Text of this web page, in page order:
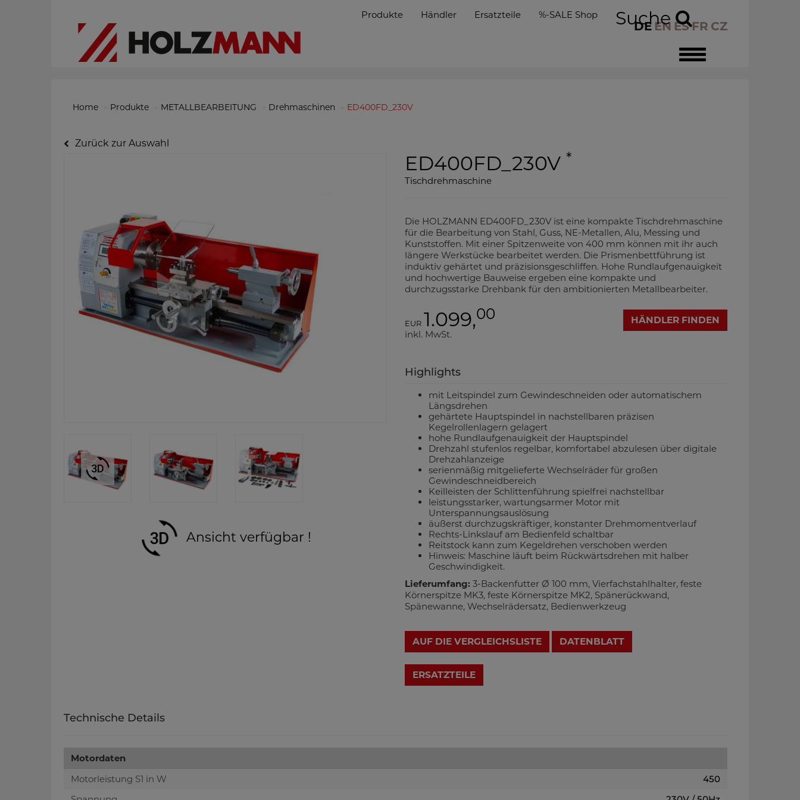
Toggle
navigation
DE EN ESFR CZ
Produkte Händler Ersatzteile %-SALE Shop Suche
Home Produkte METALLBEARBEITUNG Drehmaschinen ED400FD_230V
Zurück zur Auswahl
Ansicht verfügbar !
ED400FD_230V *
Tischdrehmaschine
Die HOLZMANN ED400FD_230V ist eine kompakte Tischdrehmaschine
für die Bearbeitung von Stahl, Guss, NE-Metallen, Alu, Messing und
Kunststoffen. Mit einer Spitzenweite von 400 mm können mit ihr auch
längere Werkstücke bearbeitet werden. Die Prismenbettführung ist
induktiv gehärtet und präzisionsgeschliffen. Hohe Rundlaufgenauigkeit
und hochwertige Bauweise ergeben eine kompakte und
durchzugsstarke Drehbank für den ambitionierten Metallbearbeiter.
EUR 1.099,00
inkl. MwSt.
HÄNDLER FINDEN
Highlights
mit Leitspindel zum Gewindeschneiden oder automatischem
Längsdrehen
gehärtete Hauptspindel in nachstellbaren präzisen
Kegelrollenlagern gelagert
hohe Rundlaufgenauigkeit der Hauptspindel
Drehzahl stufenlos regelbar, komfortabel abzulesen über digitale
Drehzahlanzeige
serienmäßig mitgelieferte Wechselräder für großen
Gewindeschneidbereich
Keilleisten der Schlittenführung spielfrei nachstellbar
leistungsstarker, wartungsarmer Motor mit
Unterspannungsauslösung
äußerst durchzugskräftiger, konstanter Drehmomentverlauf
Rechts-Linkslauf am Bedienfeld schaltbar
Reitstock kann zum Kegeldrehen verschoben werden
Hinweis: Maschine läuft beim Rückwärtsdrehen mit halber
Geschwindigkeit.
Lieferumfang: 3-Backenfutter Ø 100 mm, Vierfachstahlhalter, feste
Körnerspitze MK3, feste Körnerspitze MK2, Spänerückwand,
Spänewanne, Wechselrädersatz, Bedienwerkzeug
AUF DIE VERGLEICHSLISTE DATENBLATT
Technische Details
Motordaten
Motorleistung S1 in W
450